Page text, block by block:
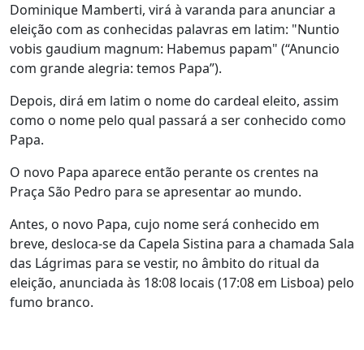
Dominique Mamberti, virá à varanda para anunciar a
eleição com as conhecidas palavras em latim: "Nuntio
vobis gaudium magnum: Habemus papam" (“Anuncio
com grande alegria: temos Papa”).
Depois, dirá em latim o nome do cardeal eleito, assim
como o nome pelo qual passará a ser conhecido como
Papa.
O novo Papa aparece então perante os crentes na
Praça São Pedro para se apresentar ao mundo.
Antes, o novo Papa, cujo nome será conhecido em
breve, desloca-se da Capela Sistina para a chamada Sala
das Lágrimas para se vestir, no âmbito do ritual da
eleição, anunciada às 18:08 locais (17:08 em Lisboa) pelo
fumo branco.